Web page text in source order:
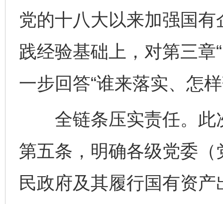
党的十八大以来加强国
践经验基础上，对第三章
一步回答“谁来落实、怎
全链条压实责任。此
第五条，明确各级党委
民政府及其履行国有资